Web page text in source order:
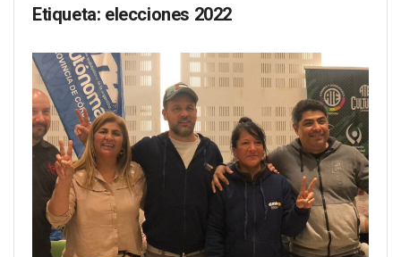
Etiqueta: elecciones 2022